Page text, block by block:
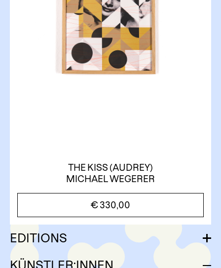
THE KISS (AUDREY)
MICHAEL WEGERER
€330,00
EDITIONS